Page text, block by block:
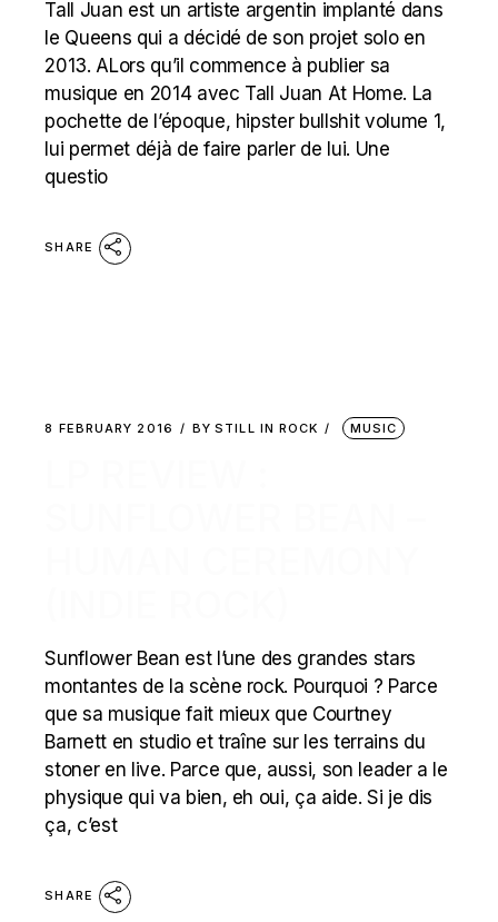
Tall Juan est un artiste argentin implanté dans
le Queens qui a décidé de son projet solo en
2013. ALors qu’il commence à publier sa
musique en 2014 avec Tall Juan At Home. La
pochette de l’époque, hipster bullshit volume 1,
lui permet déjà de faire parler de lui. Une
questio
SHARE
8 FEBRUARY 2016 BY STILL IN ROCK MUSIC
Sunflower Bean est l’une des grandes stars
montantes de la scène rock. Pourquoi ? Parce
que sa musique fait mieux que Courtney
Barnett en studio et traîne sur les terrains du
stoner en live. Parce que, aussi, son leader a le
physique qui va bien, eh oui, ça aide. Si je dis
ça, c’est
SHARE